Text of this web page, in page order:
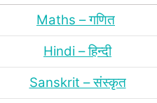
Maths – गणित
Hindi – हिन्‍दी
Sanskrit – संस्‍कृत